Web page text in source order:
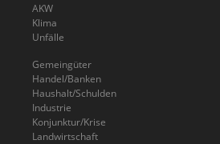
AKW
Klima
Unfälle
Gemeingüter
Handel/Banken
Haushalt/Schulden
Industrie
Konjunktur/Krise
Landwirtschaft